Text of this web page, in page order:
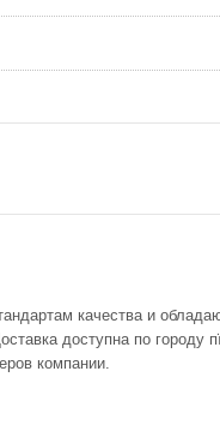
качества и
доступна по городу
компании.